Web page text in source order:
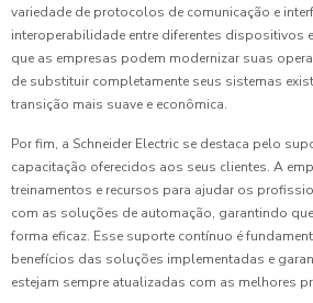
variedade de protocolos de comunicação e
interoperabilidade entre diferentes dispositivos
que as empresas podem modernizar suas
de substituir completamente seus sistemas
transição mais suave e econômica.
Por fim, a Schneider Electric se destaca pelo
capacitação oferecidos aos seus clientes. A
treinamentos e recursos para ajudar os
com as soluções de automação, garantindo
forma eficaz. Esse suporte contínuo é
benefícios das soluções implementadas e
estejam sempre atualizadas com as melhores